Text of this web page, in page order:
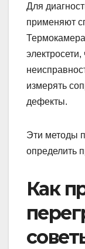
Для
применяют
Термокамера
электросети,
измерять
дефекты.
Эти методы
определить
Как